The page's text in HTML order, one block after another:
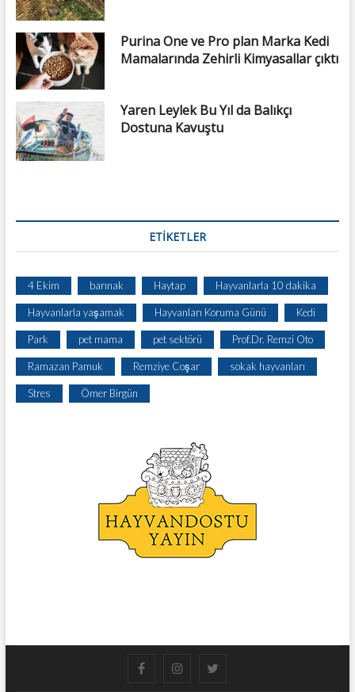
Purina One ve Pro plan Marka Kedi
Mamalarında Zehirli Kimyasallar çıktı
Yaren Leylek Bu Yıl da Balıkçı
Dostuna Kavuştu
ETIKETLER
4 Ekim barınak Haytap Hayvanlarla 10 dakika
Hayvanlarla yaşamak Hayvanları Koruma Günü Kedi
Park pet mama pet sektörü Prof.Dr. Remzi Oto
Ramazan Pamuk Remziye Coşar sokak hayvanları
Stres Ömer Birgün
facebookinstagram